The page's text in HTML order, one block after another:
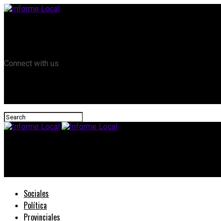
Connect with us
Sociales
Política
Provinciales